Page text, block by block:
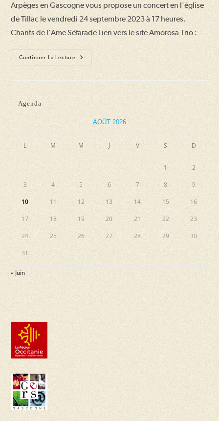
publication :
Arpèges en Gascogne vous propose un concert en l'église
de Tillac le vendredi 24 septembre 2023 à 17 heures.
Chants de l'Ame Séfarade Lien vers le site Amorosa Trio :…
Continuer La Lecture
Chants
De
Séfarade
Agenda
AOÛT 2026
L M M J V S D
1 2
3 4 5 6 7 8 9
10 11 12 13 14 15 16
17 18 19 20 21 22 23
24 25 26 27 28 29 30
31
« Juin